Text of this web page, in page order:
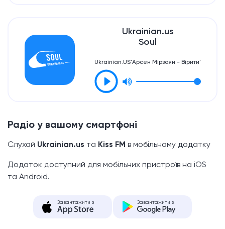
Ukrainian.us
Soul
Ukrainian.US'Арсен Мірзоян - Вірити'
Радіо у вашому смартфоні
Слухай Ukrainian.us та Kiss FM в мобільному додатку
Додаток доступний для мобільних пристроїв на iOS
та Android.
Завантажити з Завантажити з